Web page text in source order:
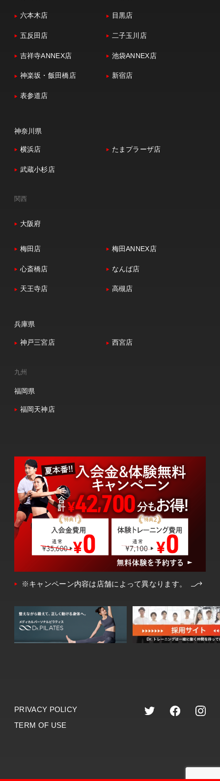
六本木店 目黒店
五反田店 二子玉川店
吉祥寺ANNEX店 池袋ANNEX店
神楽坂・飯田橋店 新宿店
表参道店
神奈川県
横浜店 たまプラーザ店
武蔵小杉店
関西
大阪府
梅田店 梅田ANNEX店
心斎橋店 なんば店
天王寺店 高槻店
兵庫県
神戸三宮店 西宮店
九州
福岡県
福岡天神店
※キャンペーン内容は店舗によって異なります。
PRIVACY POLICY
TERM OF USE